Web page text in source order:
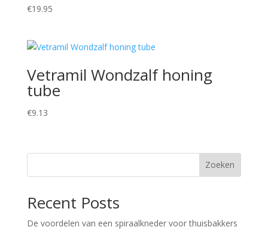
€19.95
Vetramil Wondzalf honing
tube
€9.13
Zoeken
Recent Posts
De voordelen van een spiraalkneder voor thuisbakkers